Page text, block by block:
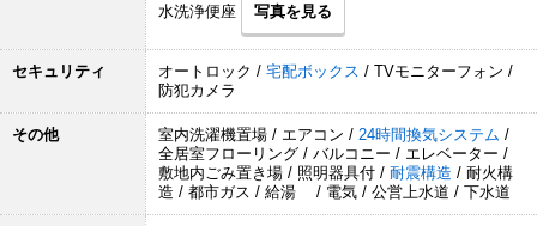
水洗浄便座 写真を見る
セキュリティ オートロック / 宅配ボックス / TVモニターフォン /
防犯カメラ
その他 室内洗濯機置場 / エアコン / 24時間換気システム /
全居室フローリング / バルコニー / エレベーター /
敷地内ごみ置き場 / 照明器具付 / 耐震構造 / 耐火構
造 / 都市ガス / 給湯 / 電気 / 公営上水道 / 下水道